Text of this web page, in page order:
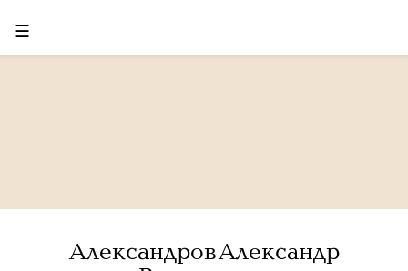
☰
Александров Александр